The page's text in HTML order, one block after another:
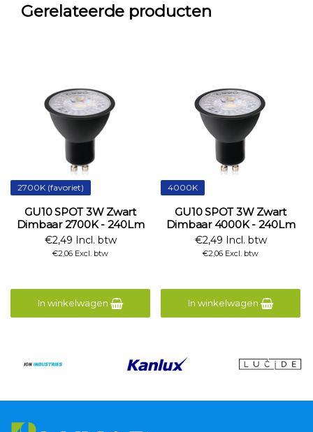
Gerelateerde producten
2700K (favoriet)
GU10 SPOT 3W Zwart
Dimbaar 2700K - 240Lm
€2,49 Incl. btw
€2,06 Excl. btw
In winkelwagen
4000K
GU10 SPOT 3W Zwart
Dimbaar 4000K - 240Lm
€2,49 Incl. btw
€2,06 Excl. btw
In winkelwagen